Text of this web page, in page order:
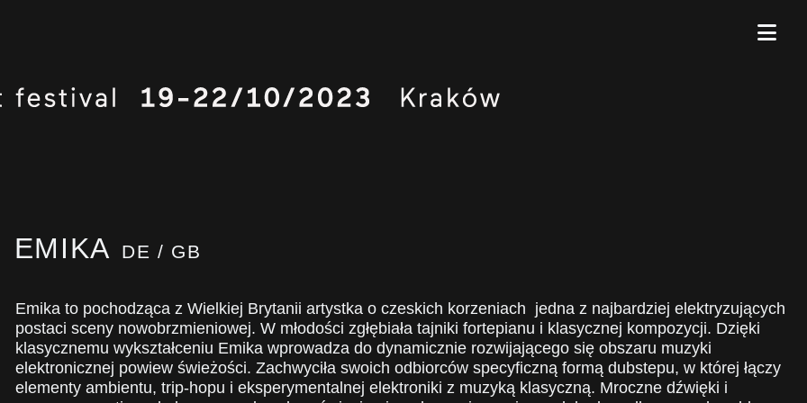
EMIKA DE / GB
Emika to pochodząca z Wielkiej Brytanii artystka o czeskich korzeniach jedna z najbardziej elektryzujących
postaci sceny nowobrzmieniowej. W młodości zgłębiała tajniki fortepianu i klasycznej kompozycji. Dzięki
klasycznemu wykształceniu Emika wprowadza do dynamicznie rozwijającego się obszaru muzyki
elektronicznej powiew świeżości. Zachwyciła swoich odbiorców specyficzną formą dubstepu, w której łączy
elementy ambientu, trip-hopu i eksperymentalnej elektroniki z muzyką klasyczną. Mroczne dźwięki i